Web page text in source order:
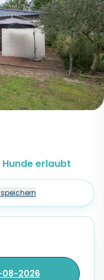
Hunde erlaubt
speichern
2026